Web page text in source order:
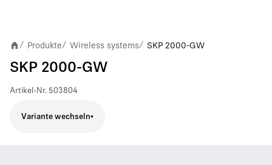
/ Produkte/ Wireless systems/ SKP 2000-GW
SKP 2000-GW
Artikel-Nr. 503804
Variante wechseln